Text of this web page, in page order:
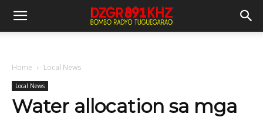
Home Local News
Local News
Water allocation sa mga